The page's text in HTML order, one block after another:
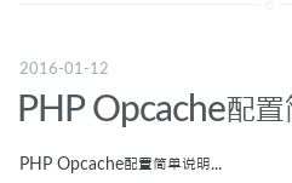
2016-01-12
PHP Opcache配置
PHP Opcache配置简单说明...